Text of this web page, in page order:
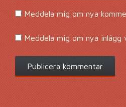
Meddela mig om nya
Meddela mig om nya inlägg